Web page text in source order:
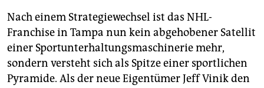
Nach einem Strategiewechsel ist das NHL-
Franchise in Tampa nun kein abgehobener Satellit
einer Sportunterhaltungsmaschinerie mehr,
sondern versteht sich als Spitze einer sportlichen
Pyramide. Als der neue Eigentümer Jeff Vinik den